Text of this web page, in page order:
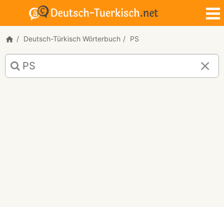
Deutsch-Türkisch Wörterbuch PS
Deutsch-
Türkisch
Übersetzung